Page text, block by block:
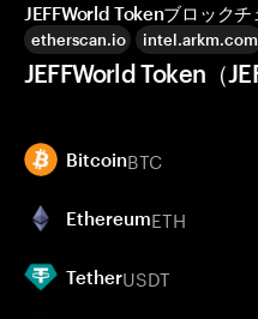
JEFFWorld Tokenブロック
etherscan.io intel.arkm.com
JEFFWorld Token（
BitcoinBTC
EthereumETH
TetherUSDT